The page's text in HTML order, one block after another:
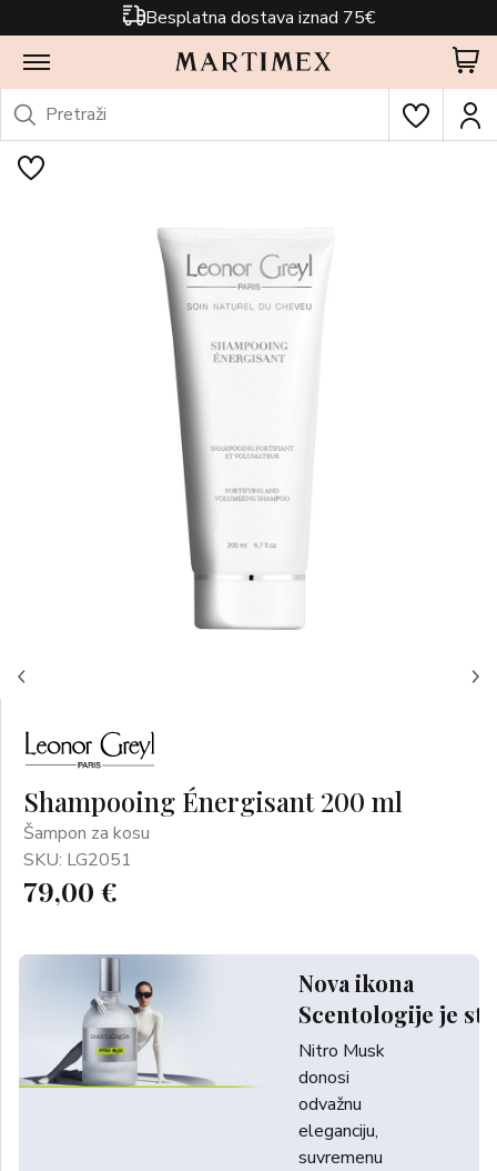
Besplatna dostava iznad 75€
Shampooing Énergisant 200 ml
Šampon za kosu
SKU: LG2051
79,00 €
Nova ikona
Scentologije je
Nitro Musk
donosi
odvažnu
eleganciju,
suvremenu